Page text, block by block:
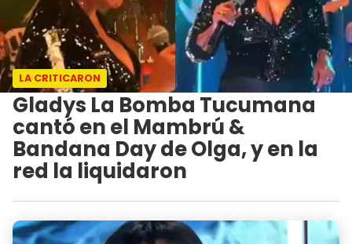
LA CRITICARON
Gladys La Bomba Tucumana
cantó en el Mambrú &
Bandana Day de Olga, y en la
red la liquidaron